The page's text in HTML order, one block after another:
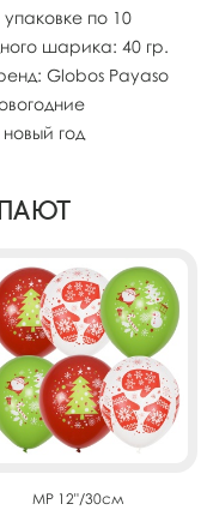
по 10
шарика: 40 гр.
Globos Payaso
год
MP 12"/30см